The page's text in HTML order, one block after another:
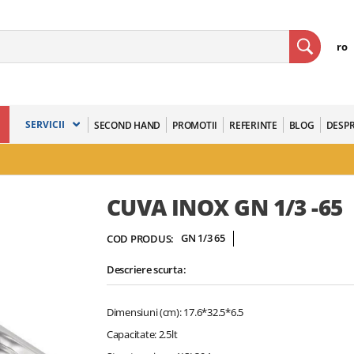
ro
SERVICII SECOND HAND PROMOTII REFERINTE BLOG
CUVA INOX GN 1/3 -65
COD PRODUS: GN 1/3 65
Descriere scurta:
Dimensiuni (cm): 17.6*32.5*6.5
Capacitate: 2.5lt